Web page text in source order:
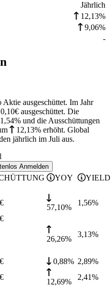
Jährlich
12,13%
9,06%
-
ausgeschüttet. Im Jahr
ausgeschüttet. Die
und die Ausschüttungen
12,13% erhöht. Global
jährlich im Juli aus.
Anmelden
YOY YIELD
€
57,10%
1,56%
€
26,26%
3,13%
€ 0,88% 2,89%
€
12,69%
2,41%